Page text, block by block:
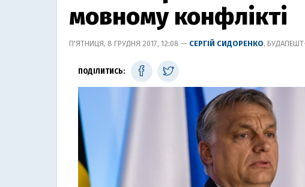
мовному конфлікті
П'ЯТНИЦЯ, 8 ГРУДНЯ 2017, 12:08 — СЕРГІЙ СИДОРЕНКО,
ПОДІЛИТИСЬ: